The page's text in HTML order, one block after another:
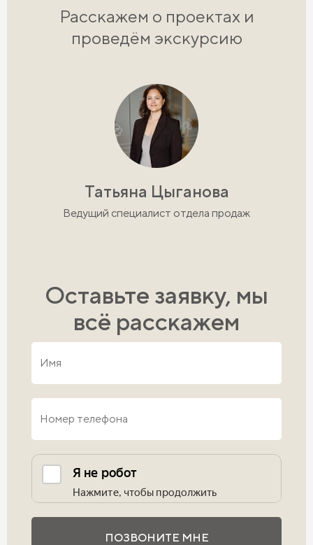
Расскажем о проектах и
проведём экскурсию
Татьяна Цыганова
Ведущий специалист отдела продаж
Оставьте заявку, мы
всё расскажем
ПОЗВОНИТЕ МНЕ